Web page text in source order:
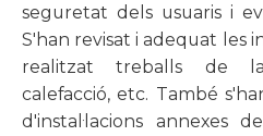
seguretat dels usuaris i
S'han revisat i adequat les
realitzat treballs de
calefacció, etc. També
d'instal · lacions annexes